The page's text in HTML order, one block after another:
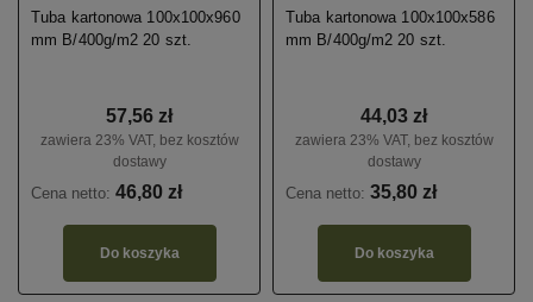
Tuba kartonowa 100x100x960
mm B/400g/m2 20 szt.
57,56 zł
zawiera 23% VAT, bez kosztów
dostawy
Cena netto: 46,80 zł
Do koszyka
Tuba kartonowa 100x100x586
mm B/400g/m2 20 szt.
44,03 zł
zawiera 23% VAT, bez kosztów
dostawy
Cena netto: 35,80 zł
Do koszyka